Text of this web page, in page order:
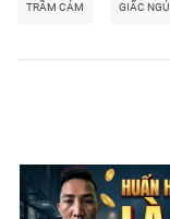
TRẦM CẢM GIẤC NGỦ